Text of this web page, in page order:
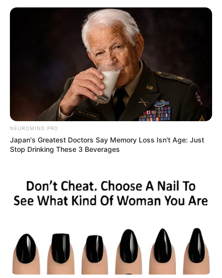
NEUROMIND PRO
Japan's Greatest Doctors Say Memory Loss Isn't Age: Just
Stop Drinking These 3 Beverages